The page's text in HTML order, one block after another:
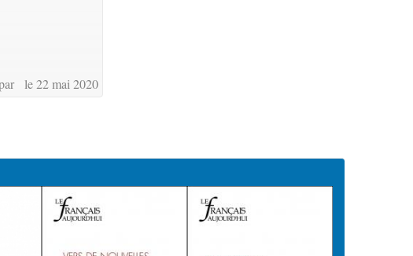
le 22 mai 2020